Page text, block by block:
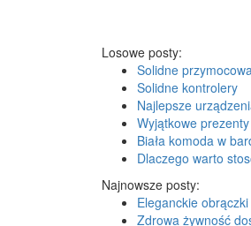
Losowe posty:
Solidne
Solidne kontrolery
Najlepsze
Wyjątkowe
Biała komoda w
Dlaczego warto
Najnowsze posty:
Eleganckie
Zdrowa żywność